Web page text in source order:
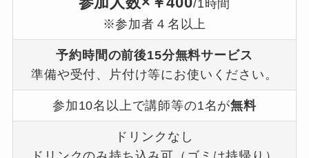
/1時間
※参加者４名以上
予約時間の前後15分無料サービス
準備や受付、片付け等にお使いください。
参加10名以上で講師等の1名が無料
ドリンクなし